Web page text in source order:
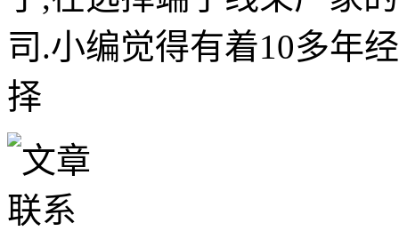
司.小编觉得有着10多年
择